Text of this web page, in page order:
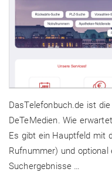
DasTelefonbuch.de ist
DeTeMedien. Wie
Es gibt ein Hauptfeld mit
Rufnummer) und
Suchergebnisse …